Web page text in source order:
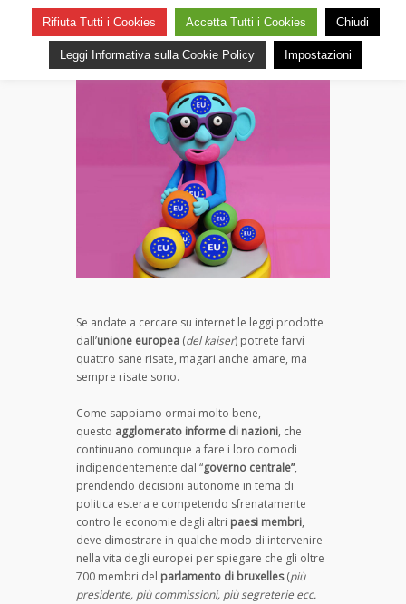
— 14 Novembre 2025 Commenti disabilitatisu
euroleggi
del
cavolo
17
Se andate a cercare su internet le leggi prodotte
dall’unione europea (del kaiser) potrete farvi
quattro sane risate, magari anche amare, ma
sempre risate sono.
Come sappiamo ormai molto bene,
questo agglomerato informe di nazioni, che
continuano comunque a fare i loro comodi
indipendentemente dal “governo centrale”,
prendendo decisioni autonome in tema di
politica estera e competendo sfrenatamente
contro le economie degli altri paesi membri,
deve dimostrare in qualche modo di intervenire
nella vita degli europei per spiegare che gli oltre
700 membri del parlamento di bruxelles(più
presidente, più commissioni, più segreterie ecc.
Rifiuta Tutti i Cookies Accetta Tutti i Cookies Chiudi
Leggi Informativa sulla Cookie Policy Impostazioni